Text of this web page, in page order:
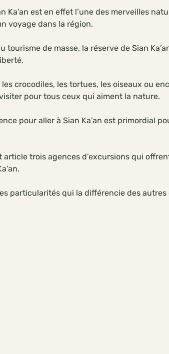
Ka’an est en effet l’une des merveilles
voyage dans la région.
tourisme de masse, la réserve de Sian
crocodiles, les tortues, les oiseaux ou
pour tous ceux qui aiment la nature.
pour aller à Sian Ka’an est primordial
article trois agences d’excursions qui
particularités qui la différencie des